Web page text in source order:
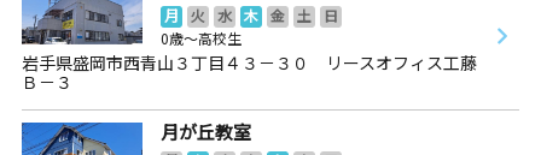
月 火 水 木 金 土
日
0歳～高校生
岩手県盛岡市西青山３丁目４３－３０ リースオフィス工藤
Ｂ－３
月が丘教室